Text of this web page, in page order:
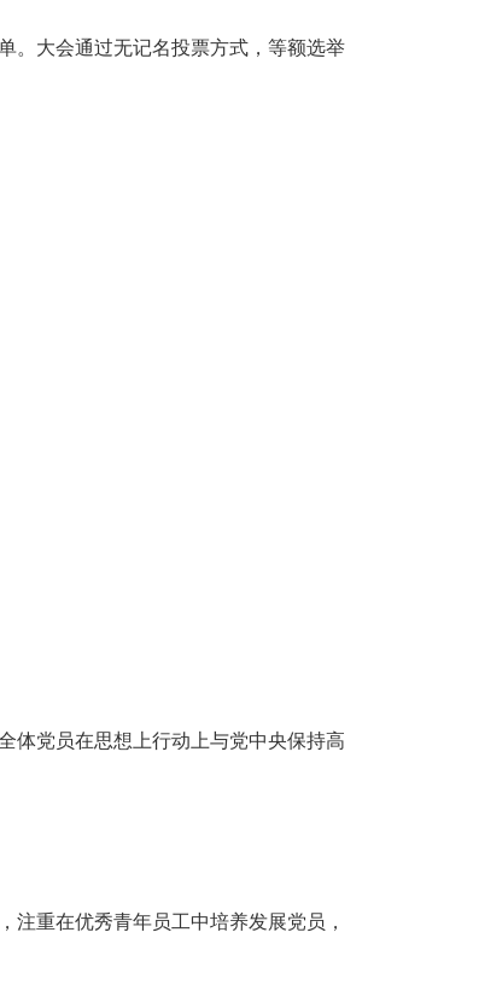
。大会通过无记名投票方式，等额选举
体党员在思想上行动上与党中央保持高
重在优秀青年员工中培养发展党员，